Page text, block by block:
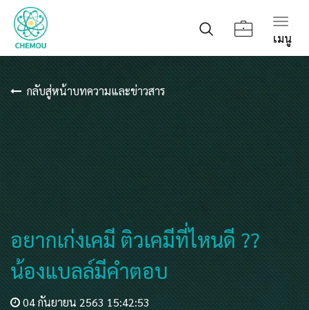
เมนู
กลับสู่หน้าบทความและข่าวสาร
อยากเก่งเคมี ติวเคมีที่ไหนดี ??
น้องแบลล์มีคำตอบ
04 กันยายน 2563 15:42:53